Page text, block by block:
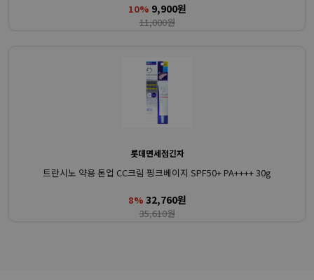
10% 9,900원
11,000원
롯데면세점긴자
트란시노 약용 톤업 CC크림 핑크베이지 SPF50+ PA++++ 30g
8% 32,760원
35,610원